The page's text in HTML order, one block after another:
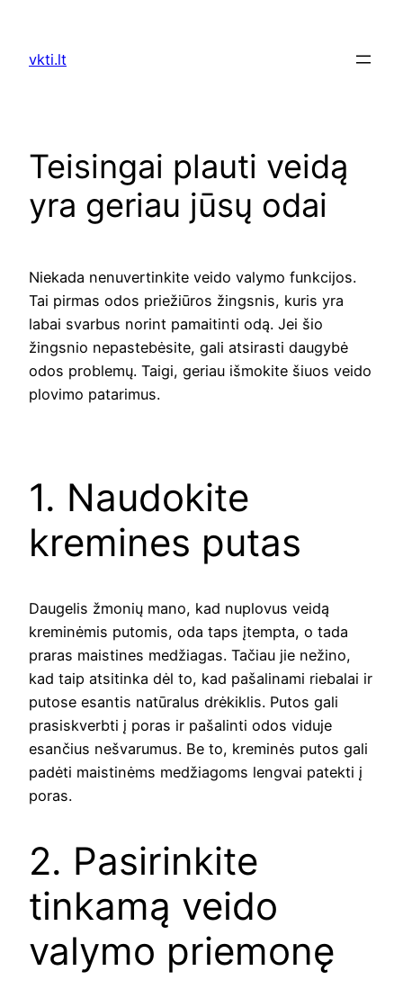
content
vkti.lt
Teisingai plauti veidą
yra geriau jūsų odai
Niekada nenuvertinkite veido valymo funkcijos.
Tai pirmas odos priežiūros žingsnis, kuris yra
labai svarbus norint pamaitinti odą. Jei šio
žingsnio nepastebėsite, gali atsirasti daugybė
odos problemų. Taigi, geriau išmokite šiuos veido
plovimo patarimus.
1. Naudokite
kremines putas
Daugelis žmonių mano, kad nuplovus veidą
kreminėmis putomis, oda taps įtempta, o tada
praras maistines medžiagas. Tačiau jie nežino,
kad taip atsitinka dėl to, kad pašalinami riebalai ir
putose esantis natūralus drėkiklis. Putos gali
prasiskverbti į poras ir pašalinti odos viduje
esančius nešvarumus. Be to, kreminės putos gali
padėti maistinėms medžiagoms lengvai patekti į
poras.
2. Pasirinkite
tinkamą veido
valymo priemonę